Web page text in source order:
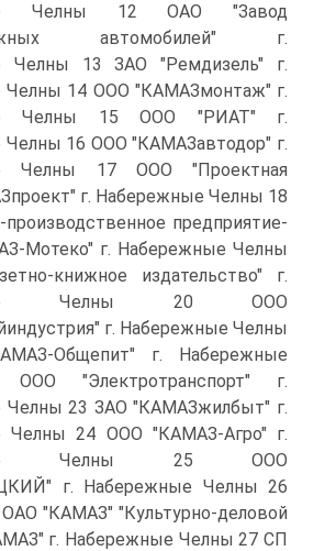
Челны 12 ОАО "Завод
автомобилей" г.
Челны 13 ЗАО "Ремдизель" г.
Челны 14 ООО "КАМАЗмонтаж" г.
Челны 15 ООО "РИАТ" г.
16 ООО "КАМАЗавтодор" г.
Челны 17 ООО "Проектная
г. Набережные Челны 18
предприятие-
Мотеко" г. Набережные Челны
книжное издательство" г.
Челны 20 ООО
г. Набережные Челны
Общепит" г. Набережные
"Электротранспорт" г.
Челны 23 ЗАО "КАМАЗжилбыт" г.
Челны 24 ООО "КАМАЗ-Агро" г.
Челны 25 ООО
г. Набережные Челны 26
"КАМАЗ" "Культурно-деловой
г. Набережные Челны 27 СП